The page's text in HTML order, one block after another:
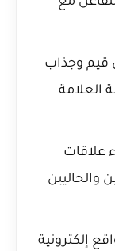
قيم وجذاب
العلامة
علاقات
والحاليين
إلكترونية